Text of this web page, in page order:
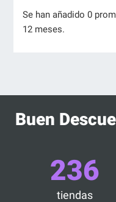
Se han añadido 0
12 meses.
Buen
236
tiendas